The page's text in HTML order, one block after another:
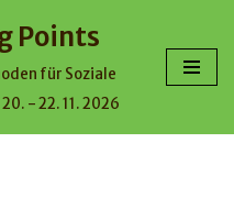
Points
für Soziale
- 22. 11. 2026